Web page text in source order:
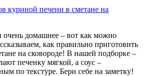
домашнее – вот как можно
как правильно приготовить
на сковороде! В нашей подборке –
печенку мягкой, а соус –
по текстуре. Бери себе на заметку!